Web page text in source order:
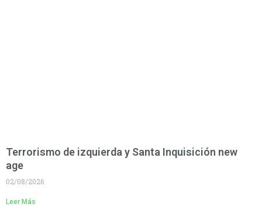
Terrorismo de izquierda y Santa Inquisición new
age
02/08/2026
Leer Más